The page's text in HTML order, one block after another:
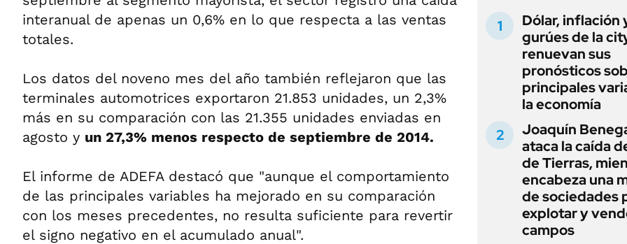
interanual de apenas un 0,6% en lo que respecta a las ventas
totales.
Los datos del noveno mes del año también reflejaron que las
terminales automotrices exportaron 21.853 unidades, un 2,3%
más en su comparación con las 21.355 unidades enviadas en
agosto y un 27,3% menos respecto de septiembre de 2014.
El informe de ADEFA destacó que "aunque el comportamiento
de las principales variables ha mejorado en su comparación
con los meses precedentes, no resulta suficiente para revertir
el signo negativo en el acumulado anual".
Dólar, inflación
gurúes de la
renuevan sus
pronósticos
principales
la economía
Joaquín
ataca la caída
de Tierras,
encabeza una
de sociedades
explotar y
campos